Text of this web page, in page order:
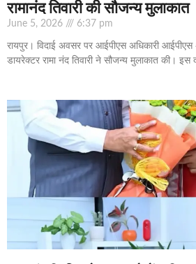
रामानंद तिवारी की सौजन्य मुलाकात
June 5, 2026 6:37 pm
रायपुर। विदाई अवसर पर आईपीएस अधिकारी
डायरेक्टर रामा नंद तिवारी ने सौजन्य मुलाकात की। इस